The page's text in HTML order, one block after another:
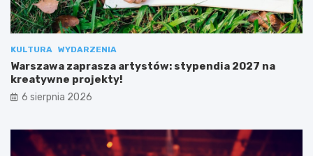
KULTURA WYDARZENIA
Warszawa zaprasza artystów: stypendia 2027 na
kreatywne projekty!
6 sierpnia 2026